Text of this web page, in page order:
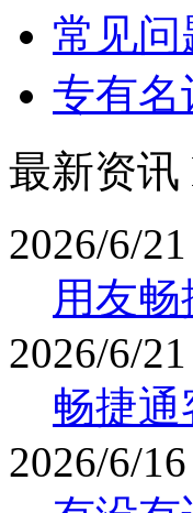
常见问
专有名
最新资讯
2026/6/21
用友
2026/6/21
畅捷
2026/6/16